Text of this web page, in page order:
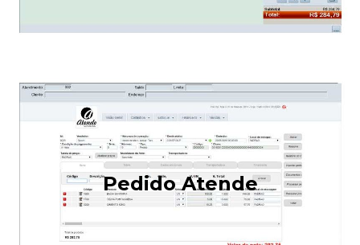
Pedido Atende